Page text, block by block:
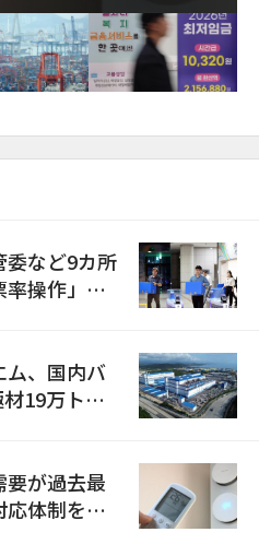
委など9カ所
操作」の
ム、国内バ
19万トン
が過去最
体制を点